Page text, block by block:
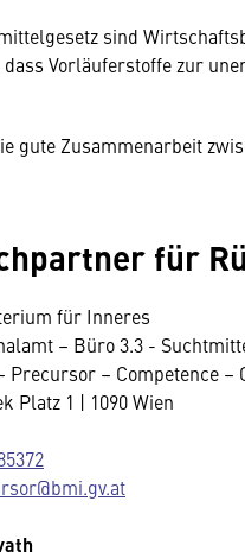
sind
Vorläuferstoffe zur
gute Zusammenarbeit
für
für Inneres
– Büro 3.3 -
Precursor – Competence –
Platz 1 | 1090 Wien